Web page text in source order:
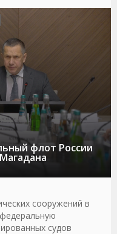
флот России
сооружений в
судов